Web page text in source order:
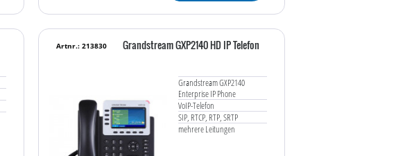
Grandstream GXP2140 HD IP Telefon
Grandstream GXP2140
Enterprise IP Phone
VoIP-Telefon
SIP, RTCP, RTP, SRTP
mehrere Leitungen
Artnr.: 213830